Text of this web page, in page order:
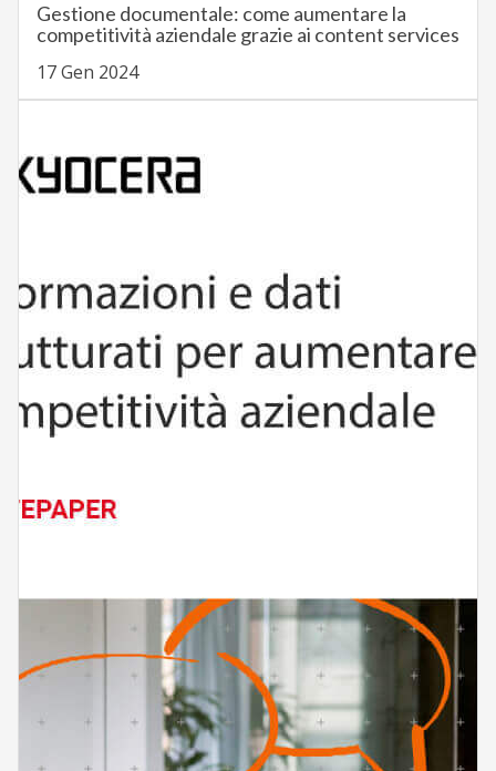
Gestione documentale: come aumentare la
competitività aziendale grazie ai content services
17 Gen 2024